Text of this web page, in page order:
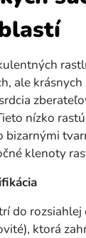
ale
nízko
bizarnými
klenoty
do rozsiahlej
ktorá